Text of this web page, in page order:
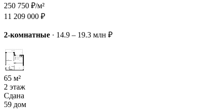
250 750 ₽/м²
11 209 000 ₽
2-комнатные · 14.9 – 19.3 млн ₽
65 м²
2 этаж
Сдана
59 дом